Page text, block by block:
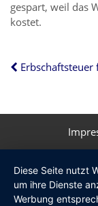
gespart, weil das
kostet.
Diese Seite nutzt
um ihre Dienste
Werbung